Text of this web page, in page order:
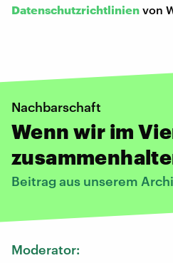
Datenschutzrichtlinien von
Nachbarschaft
Wenn wir im
Beitrag aus unserem
Moderator: